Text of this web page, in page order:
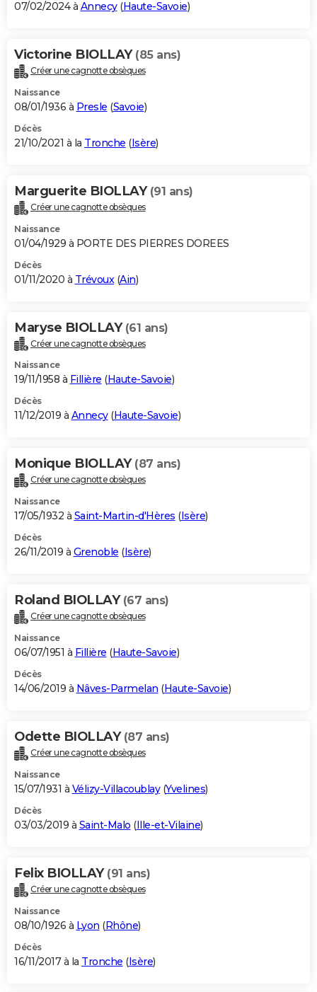
S'inscrire
Se connecter
Lycées
Collèges
Primaires
Universités
Entreprises
Service militaire
Avis de recherche
AVIS DE DÉCÈS
Bricolage
Lifestyle
Culture
Sport
Auto
Television
Voyage
Cinema
07/02/2024 à Annecy(Haute-Savoie)
Victorine BIOLLAY (85 ans)
Créer une cagnotte obsèques
Naissance
08/01/1936 à Presle (Savoie)
Décès
21/10/2021 à la Tronche (Isère)
Marguerite BIOLLAY (91 ans)
Créer une cagnotte obsèques
Naissance
01/04/1929 à PORTE DES PIERRES DOREES
Décès
01/11/2020 à Trévoux (Ain)
Maryse BIOLLAY (61 ans)
Créer une cagnotte obsèques
Naissance
19/11/1958 à Fillière (Haute-Savoie)
Décès
11/12/2019 à Annecy(Haute-Savoie)
Monique BIOLLAY (87 ans)
Créer une cagnotte obsèques
Naissance
17/05/1932 à Saint-Martin-d'Hères (Isère)
Décès
26/11/2019 à Grenoble (Isère)
Roland BIOLLAY (67 ans)
Créer une cagnotte obsèques
Naissance
06/07/1951 à Fillière (Haute-Savoie)
Décès
14/06/2019 à Nâves-Parmelan (Haute-Savoie)
Odette BIOLLAY (87 ans)
Créer une cagnotte obsèques
Naissance
15/07/1931 à Vélizy-Villacoublay(Yvelines)
Décès
03/03/2019 à Saint-Malo (Ille-et-Vilaine)
Felix BIOLLAY (91 ans)
Créer une cagnotte obsèques
Naissance
08/10/1926 à Lyon (Rhône)
Décès
16/11/2017 à la Tronche (Isère)